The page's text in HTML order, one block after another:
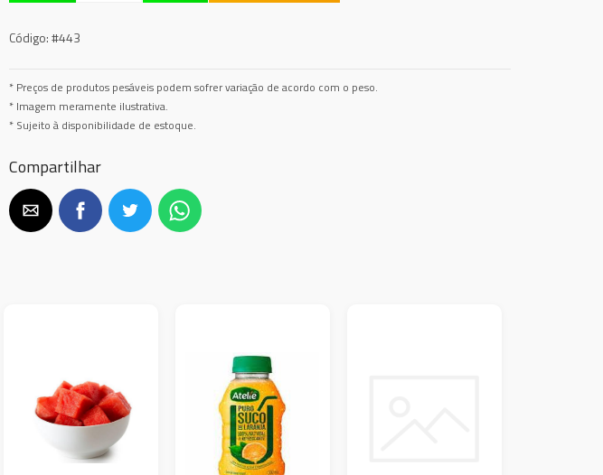
Código:#443
* Preços de produtos pesáveis podem sofrer variação de acordo com o peso.
* Imagem meramente ilustrativa.
* Sujeito à disponibilidade de estoque.
Compartilhar